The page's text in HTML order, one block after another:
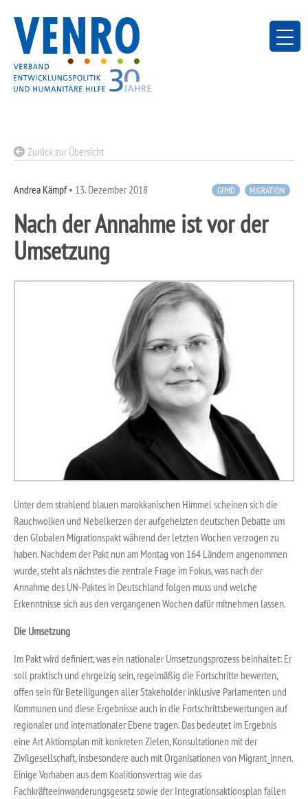
content
Zurück zur Übersicht
GFMD MIGRATION
Andrea Kämpf• 13. Dezember 2018
Nach der Annahme ist vor der
Umsetzung
Unter dem strahlend blauen marokkanischen Himmel scheinen sich die
Rauchwolken und Nebelkerzen der aufgeheizten deutschen Debatte um
den Globalen Migrationspakt während der letzten Wochen verzogen zu
haben. Nachdem der Pakt nun am Montag von 164 Ländern angenommen
wurde, steht als nächstes die zentrale Frage im Fokus, was nach der
Annahme des UN-Paktes in Deutschland folgen muss und welche
Erkenntnisse sich aus den vergangenen Wochen dafür mitnehmen lassen.
Die Umsetzung
Im Pakt wird definiert, was ein nationaler Umsetzungsprozess beinhaltet: Er
soll praktisch und ehrgeizig sein, regelmäßig die Fortschritte bewerten,
offen sein für Beteiligungen aller Stakeholder inklusive Parlamenten und
Kommunen und diese Ergebnisse auch in die Fortschrittsbewertungen auf
regionaler und internationaler Ebene tragen. Das bedeutet im Ergebnis
eine Art Aktionsplan mit konkreten Zielen, Konsultationen mit der
Zivilgesellschaft, insbesondere auch mit Organisationen von Migrant_innen.
Einige Vorhaben aus dem Koalitionsvertrag wie das
Fachkräfteeinwanderungsgesetz sowie der Integrationsaktionsplan fallen